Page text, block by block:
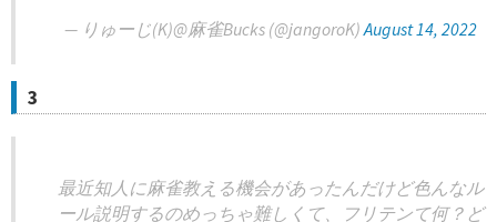
— りゅーじ(K)@麻雀Bucks (@jangoroK)August 14, 2022
3
最近知人に麻雀教える機会があったんだけど色んなル
ール説明するのめっちゃ難しくて、フリテンて何？ど